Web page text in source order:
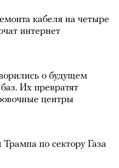
кабеля на четыре
интернет
о будущем
Их превратят
центры
по сектору Газа